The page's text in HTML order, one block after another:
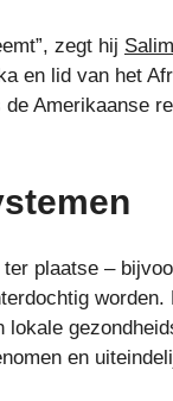
zegt hij
en lid van het
Amerikaanse
plaatse –
en